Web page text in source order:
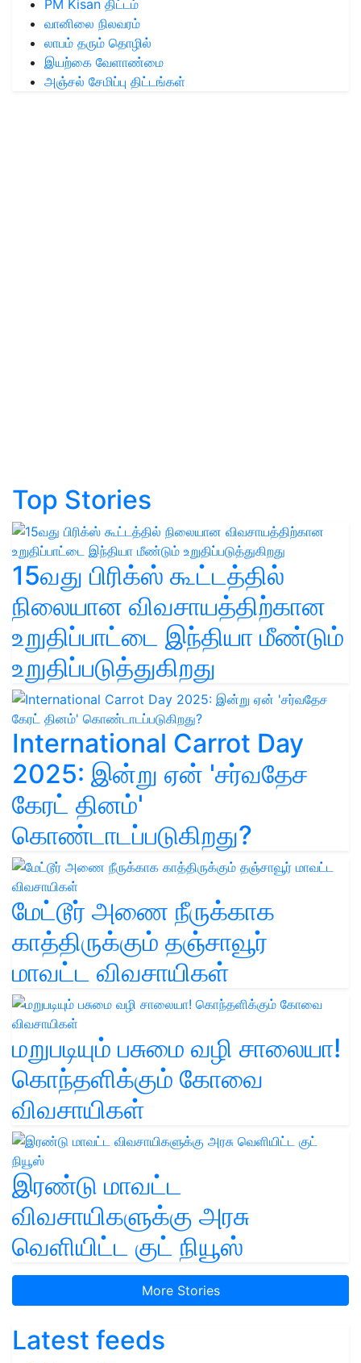
PM Kisan திட்டம்
வானிலை நிலவரம்
லாபம் தரும் தொழில்
இயற்கை வேளாண்மை
அஞ்சல் சேமிப்பு திட்டங்கள்
Top Stories
15வது பிரிக்ஸ் கூட்டத்தில்
நிலையான விவசாயத்திற்கான
உறுதிப்பாட்டை இந்தியா மீண்டும்
உறுதிப்படுத்துகிறது
International Carrot Day
2025: இன்று ஏன் 'சர்வதேச
கேரட் தினம்'
கொண்டாடப்படுகிறது?
மேட்டூர் அணை நீருக்காக
காத்திருக்கும் தஞ்சாவூர்
மாவட்ட விவசாயிகள்
மறுபடியும் பசுமை வழி சாலையா!
கொந்தளிக்கும் கோவை
விவசாயிகள்
இரண்டு மாவட்ட
விவசாயிகளுக்கு அரசு
வெளியிட்ட குட் நியூஸ்
More Stories
Latest feeds